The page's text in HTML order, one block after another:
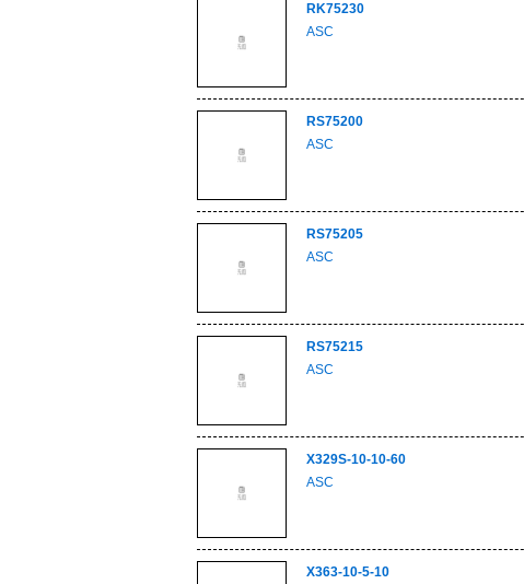
RK75230
ASC
RS75200
ASC
RS75205
ASC
RS75215
ASC
X329S-10-10-60
ASC
X363-10-5-10